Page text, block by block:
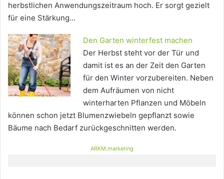
herbstlichen Anwendungszeitraum hoch. Er sorgt gezielt
für eine Stärkung…
Den Garten winterfest machen
Der Herbst steht vor der Tür und
damit ist es an der Zeit den Garten
für den Winter vorzubereiten. Neben
dem Aufräumen von nicht
winterharten Pflanzen und Möbeln
können schon jetzt Blumenzwiebeln gepflanzt sowie
Bäume nach Bedarf zurückgeschnitten werden.
ARKM.marketing